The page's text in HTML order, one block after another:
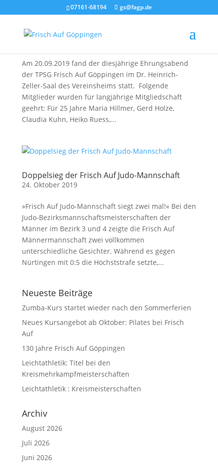
07161-68194 gs@fagp.de
Ehrungsabend 2019
24. Oktober 2019
Am 20.09.2019 fand der diesjährige Ehrungsabend
der TPSG Frisch Auf Göppingen im Dr. Heinrich-
Zeller-Saal des Vereinsheims statt. Folgende
Mitglieder wurden für langjährige Mitgliedschaft
geehrt: Für 25 Jahre Maria Hillmer, Gerd Holze,
Claudia Kuhn, Heiko Ruess,...
Doppelsieg der Frisch Auf Judo-Mannschaft
24. Oktober 2019
»Frisch Auf Judo-Mannschaft siegt zwei mal!« Bei den
Judo-Bezirksmannschaftsmeisterschaften der
Männer im Bezirk 3 und 4 zeigte die Frisch Auf
Männermannschaft zwei vollkommen
unterschiedliche Gesichter. Während es gegen
Nürtingen mit 0:5 die Höchststrafe setzte,...
Neueste Beiträge
Zumba-Kurs startet wieder nach den Sommerferien
Neues Kursangebot ab Oktober: Pilates bei Frisch
Auf
130 Jahre Frisch Auf Göppingen
Leichtathletik: Titel bei den
Kreismehrkampfmeisterschaften
Leichtathletik : Kreismeisterschaften
Archiv
August 2026
Juli 2026
Juni 2026